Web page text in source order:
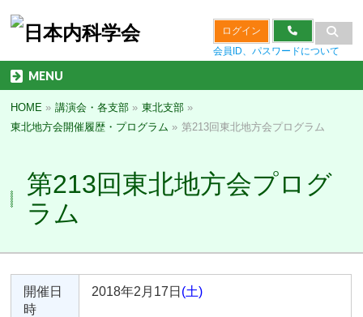
ログイン
会員ID、パスワードについて
MENU
HOME » 講演会・各支部 » 東北支部 »
東北地方会開催履歴・プログラム » 第213回東北地方会プログラム
第213回東北地方会プログ
ラム
開催日
時
2018年2月17日 (土)